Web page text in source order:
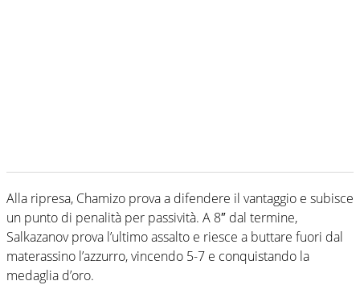
Alla ripresa, Chamizo prova a difendere il vantaggio e subisce
un punto di penalità per passività. A 8″ dal termine,
Salkazanov prova l’ultimo assalto e riesce a buttare fuori dal
materassino l’azzurro, vincendo 5-7 e conquistando la
medaglia d’oro.